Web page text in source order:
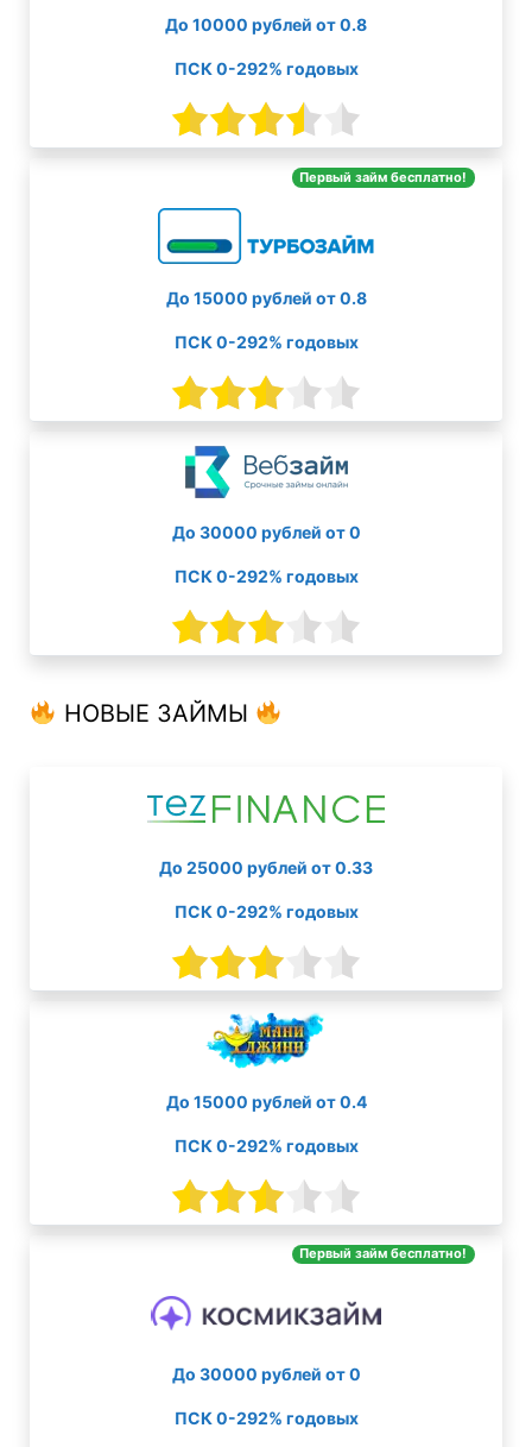
До 10000 рублей от 0.8
ПСК 0-292% годовых
Первый займ бесплатно!
До 15000 рублей от 0.8
ПСК 0-292% годовых
До 30000 рублей от 0
ПСК 0-292% годовых
НОВЫЕ ЗАЙМЫ
До 25000 рублей от 0.33
ПСК 0-292% годовых
До 15000 рублей от 0.4
ПСК 0-292% годовых
Первый займ бесплатно!
До 30000 рублей от 0
ПСК 0-292% годовых